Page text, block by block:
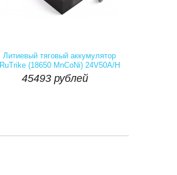
Литиевый тяговый аккумулятор
RuTrike (18650 MnCoNi) 24V50A/H
45493 рублей
45493 рублей
шт  Купить